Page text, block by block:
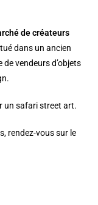
de créateurs
dans un ancien
vendeurs d’objets
un safari street art.
rendez-vous sur le